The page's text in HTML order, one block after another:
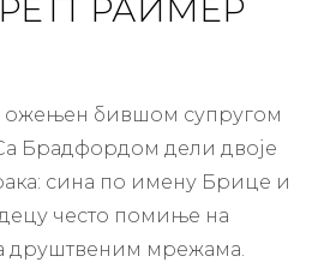
РАИМЕР
ожењен бившом супругом
Брадфордом дели двоје
сина по имену Брице и
често помиње на
друштвеним мрежама.